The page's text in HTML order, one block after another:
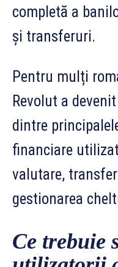
completă a
și transferuri.
Pentru mulți
Revolut a
dintre
financiare
valutare,
gestionarea
Ce trebuie